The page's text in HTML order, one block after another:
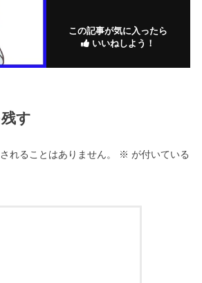
この記事が気に入ったら
いいねしよう！
す
れることはありません。 ※ が付いている